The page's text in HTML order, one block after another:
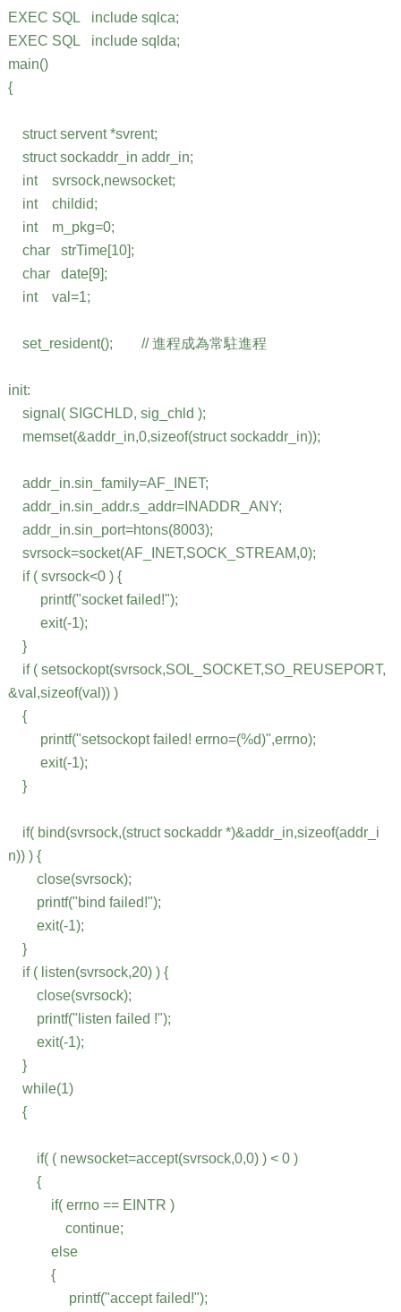
EXEC SQL include sqlca;
EXEC SQL include sqlda;
main()
{
struct servent *svrent;
struct sockaddr_in addr_in;
int svrsock,newsocket;
int childid;
int m_pkg=0;
char strTime[10];
char date[9];
int val=1;
set_resident(); // 進程成為常駐進程
init:
signal( SIGCHLD, sig_chld );
memset(&addr_in,0,sizeof(struct sockaddr_in));
addr_in.sin_family=AF_INET;
addr_in.sin_addr.s_addr=INADDR_ANY;
addr_in.sin_port=htons(8003);
svrsock=socket(AF_INET,SOCK_STREAM,0);
if ( svrsock<0 ) {
printf("socket failed!");
exit(-1);
}
if ( setsockopt(svrsock,SOL_SOCKET,SO_REUSEPORT,
&val,sizeof(val)) )
{
printf("setsockopt failed! errno=(%d)",errno);
exit(-1);
}
if( bind(svrsock,(struct sockaddr *)&addr_in,sizeof(addr_i
n)) ) {
close(svrsock);
printf("bind failed!");
exit(-1);
}
if ( listen(svrsock,20) ) {
close(svrsock);
printf("listen failed !");
exit(-1);
}
while(1)
{
if( ( newsocket=accept(svrsock,0,0) ) < 0 )
{
if( errno == EINTR )
continue;
else
{
printf("accept failed!");